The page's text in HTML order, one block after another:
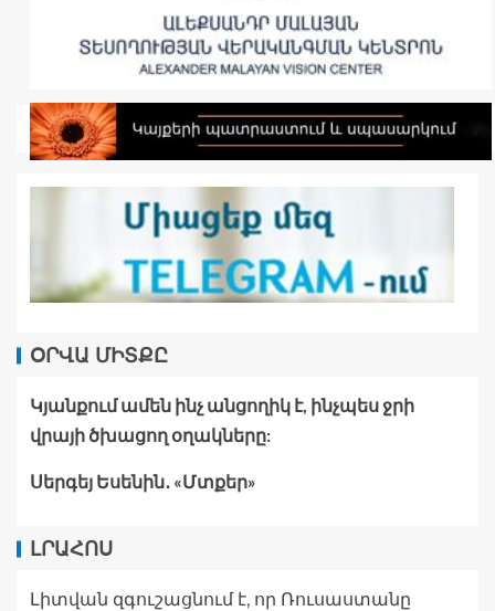
ՕՐՎԱ ՄԻՏՔԸ
Կյանքում ամեն ինչ անցողիկ է, ինչպես ջրի
վրայի ծխացող օղակները:
Սերգեյ Եսենին․ «Մտքեր»
ԼՐԱՀՈՍ
Լիտվան զգուշացնում է, որ Ռուսաստանը